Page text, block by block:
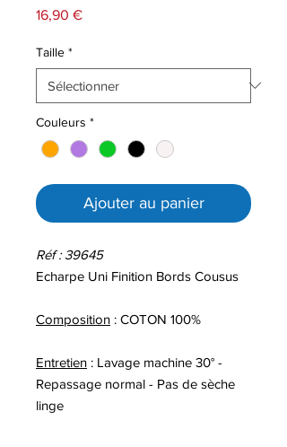
16,90 €Prix
Taille *
Couleurs *
Ajouter au panier
Réf : 39645
Echarpe Uni Finition Bords Cousus
Composition : COTON 100%
Entretien : Lavage machine 30° -
Repassage normal - Pas de sèche
linge